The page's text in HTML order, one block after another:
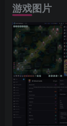
游戏图片